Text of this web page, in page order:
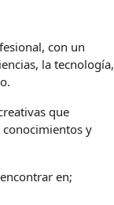
con un
la tecnología,
que
y
en;